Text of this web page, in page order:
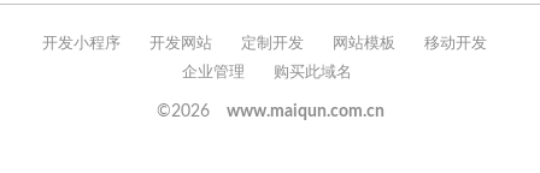
开发小程序 开发网站 定制开发 网站模板
移动开发
企业管理
购买此域名
©2026 www.maiqun.com.cn